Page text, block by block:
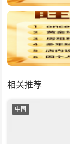
相关推荐
中国